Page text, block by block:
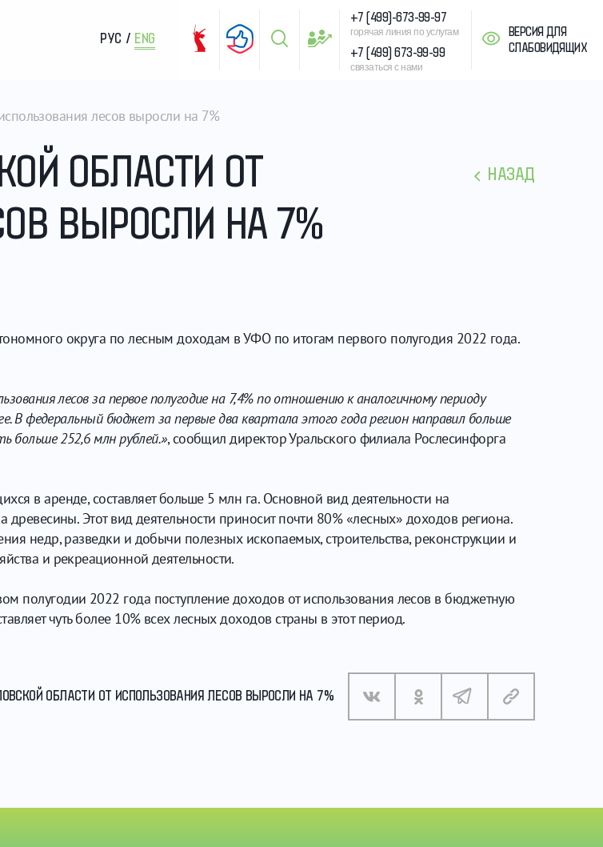
РУС / ENG
+7 (499)-673-99-97
горячая линия по услугам
+7 (499) 673-99-99
связаться с нами
ВЕРСИЯ ДЛЯ
СЛАБОВИДЯЩИХ
лесов выросли на 7%
ОБЛАСТИ ОТ
ВЫРОСЛИ НА 7%
НАЗАД
округа по лесным доходам в УФО по итогам первого полугодия 2022 года.
лесов за первое полугодие на 7,4% по отношению к аналогичному периоду
В федеральный бюджет за первые два квартала этого года регион направил больше
больше 252,6 млн рублей.», сообщил директор Уральского филиала Рослесинфорга
в аренде, составляет больше 5 млн га. Основной вид деятельности на
древесины. Этот вид деятельности приносит почти 80% «лесных» доходов региона.
недр, разведки и добычи полезных ископаемых, строительства, реконструкции и
и рекреационной деятельности.
полугодии 2022 года поступление доходов от использования лесов в бюджетную
чуть более 10% всех лесных доходов страны в этот период.
ОБЛАСТИ ОТ ИСПОЛЬЗОВАНИЯ ЛЕСОВ ВЫРОСЛИ НА 7%